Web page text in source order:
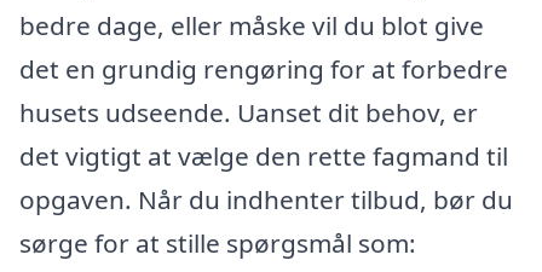
bedre dage, eller måske vil du blot give
det en grundig rengøring for at forbedre
husets udseende. Uanset dit behov, er
det vigtigt at vælge den rette fagmand til
opgaven. Når du indhenter tilbud, bør du
sørge for at stille spørgsmål som: